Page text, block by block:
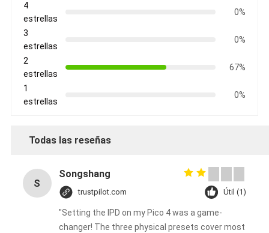
4
estrellas
0%
3
estrellas
0%
2
estrellas
67%
1
estrellas
0%
Todas las reseñas
S
Songshang
trustpilot.com Útil (1)
"Setting the IPD on my Pico 4 was a game-
changer! The three physical presets cover most